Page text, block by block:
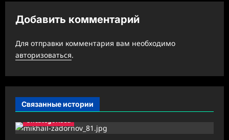
я
з
а
п
и
Добавить комментарий
Для отправки комментария вам необходимо
авторизоваться.
Связанные истории
Uncategorised